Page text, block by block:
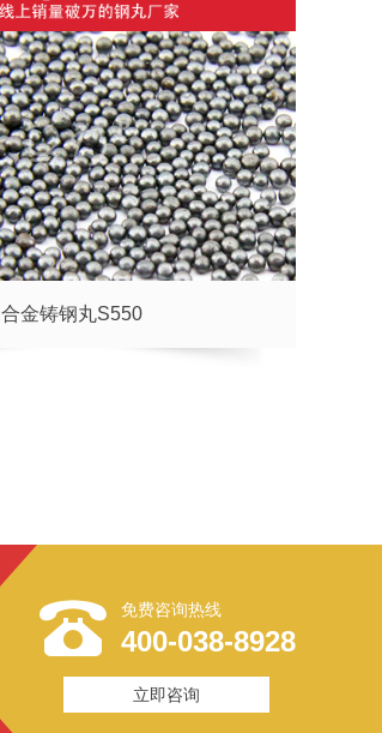
合金铸钢丸S550
免费咨询热线
400-038-8928
立即咨询